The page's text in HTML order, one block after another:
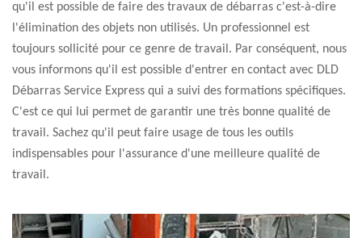
qu'il est possible de faire des travaux de débarras c'est-à-dire
l'élimination des objets non utilisés. Un professionnel est
toujours sollicité pour ce genre de travail. Par conséquent, nous
vous informons qu'il est possible d'entrer en contact avec DLD
Débarras Service Express qui a suivi des formations spécifiques.
C'est ce qui lui permet de garantir une très bonne qualité de
travail. Sachez qu'il peut faire usage de tous les outils
indispensables pour l'assurance d'une meilleure qualité de
travail.